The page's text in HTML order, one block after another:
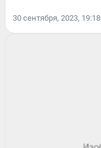
30 сентября, 2023, 19:18